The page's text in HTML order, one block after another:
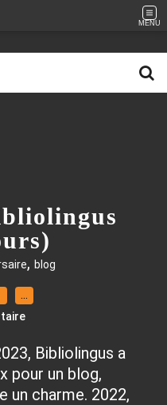
MENU
, blog
…
Bibliolingus a
pour un blog,
un charme. 2022,